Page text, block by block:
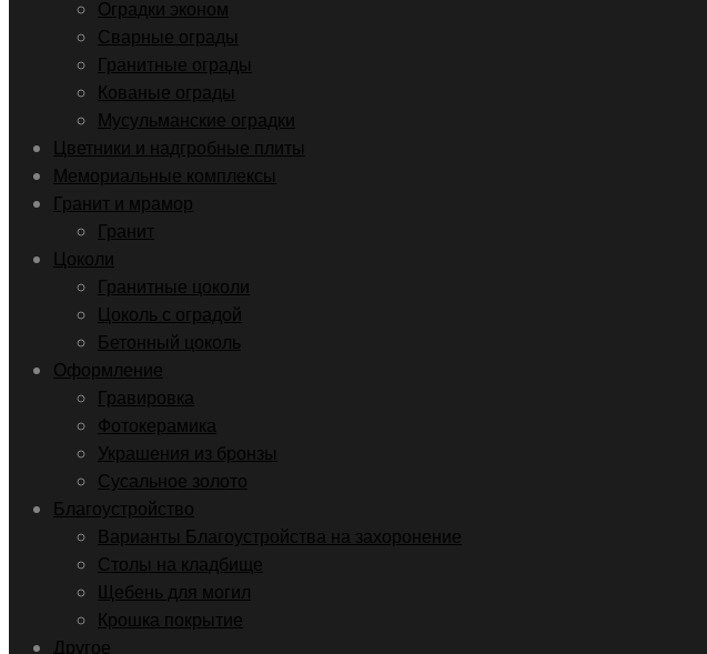
Оградки эконом
Сварные ограды
Гранитные ограды
Кованые ограды
Мусульманские оградки
Цветники и надгробные плиты
Мемориальные комплексы
Гранит и мрамор
Гранит
Цоколи
Гранитные цоколи
Цоколь с оградой
Бетонный цоколь
Оформление
Гравировка
Фотокерамика
Украшения из бронзы
Сусальное золото
Благоустройство
Варианты Благоустройства на захоронение
Столы на кладбище
Щебень для могил
Крошка покрытие
Другое